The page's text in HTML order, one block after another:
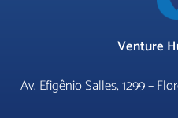
Venture
Av. Efigênio Salles, 1299 –